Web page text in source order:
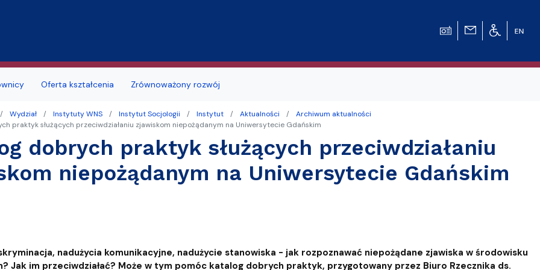
sal Deklaracja dostępności
i podań
formy studiów
akademickiego
Studia doktoranckie
Portal Studenta
Szkoła Doktorska
UG
Oferta kształcenia Zrównoważony rozwój
Wydział Instytuty WNS Instytut Socjologii Instytut Aktualności
Archiwum aktualności
praktyk służących przeciwdziałaniu zjawiskom niepożądanym na Uniwersytecie Gdańskim
dobrych praktyk służących przeciwdziałaniu
niepożądanym na Uniwersytecie Gdańskim
nadużycia komunikacyjne, nadużycie stanowiska - jak rozpoznawać niepożądane zjawiska w środowisku
Jak im przeciwdziałać? Może w tym pomóc katalog dobrych praktyk, przygotowany przez Biuro Rzecznika ds.